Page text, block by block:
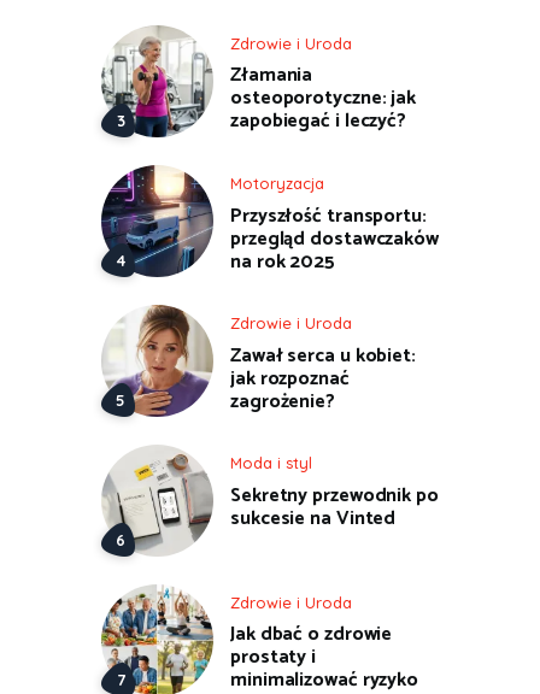
Zdrowie i Uroda
Złamania
osteoporotyczne: jak
zapobiegać i leczyć?
Motoryzacja
Przyszłość transportu:
przegląd dostawczaków
na rok 2025
Zdrowie i Uroda
Zawał serca u kobiet:
jak rozpoznać
zagrożenie?
Moda i styl
Sekretny przewodnik po
sukcesie na Vinted
Zdrowie i Uroda
Jak dbać o zdrowie
prostaty i
minimalizować ryzyko